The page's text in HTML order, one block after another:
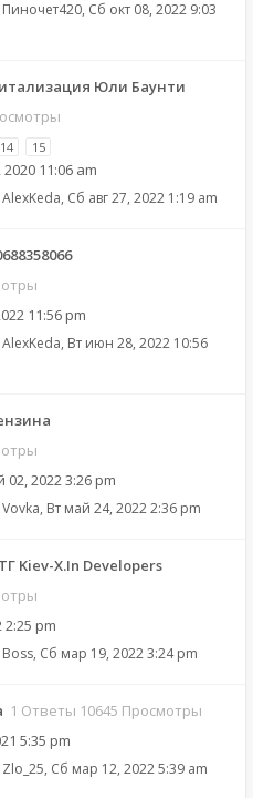
Пиночет420, Сб окт 08, 2022 9:03
Юли Баунти
14 15
11:06 am
AlexKeda, Сб авг 27, 2022 1:19 am
11:56 pm
AlexKeda, Вт июн 28, 2022 10:56
02, 2022 3:26 pm
Vovka, Вт май 24, 2022 2:36 pm
Kiev-X.In Developers
2:25 pm
Boss, Сб мар 19, 2022 3:24 pm
1 Ответы 10645 Просмотры
5:35 pm
Zlo_25, Сб мар 12, 2022 5:39 am